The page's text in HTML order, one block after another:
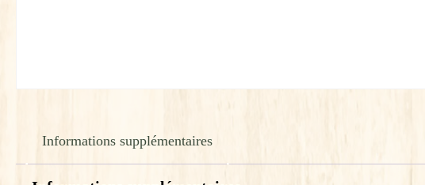
Informations supplémentaires